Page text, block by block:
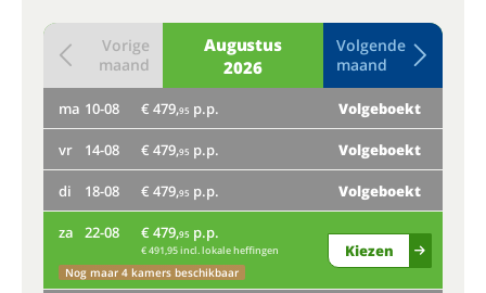
Augustus
2026
Vorige
maand
Volgende
maand
ma 10-08 € 479,95 p.p. Volgeboekt
vr 14-08 € 479,95 p.p. Volgeboekt
di 18-08 € 479,95 p.p. Volgeboekt
za 22-08 € 479,95 p.p.
€ 491,95 incl. lokale heffingen
Nog maar 4 kamers beschikbaar
Kiezen